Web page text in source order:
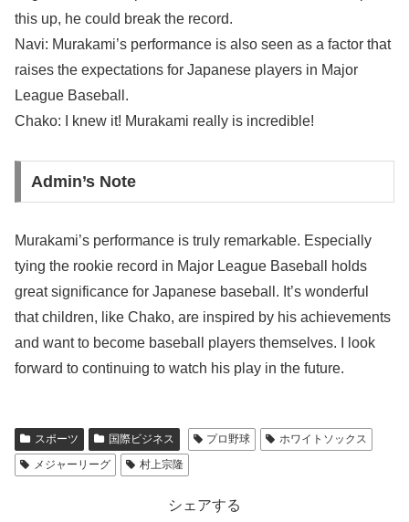
this up, he could break the record.
Navi: Murakami’s performance is also seen as a factor that
raises the expectations for Japanese players in Major
League Baseball.
Chako: I knew it! Murakami really is incredible!
Admin’s Note
Murakami’s performance is truly remarkable. Especially
tying the rookie record in Major League Baseball holds
great significance for Japanese baseball. It’s wonderful
that children, like Chako, are inspired by his achievements
and want to become baseball players themselves. I look
forward to continuing to watch his play in the future.
スポーツ 国際ビジネス プロ野球
ホワイトソックス
メジャーリーグ
村上宗隆
シェアする